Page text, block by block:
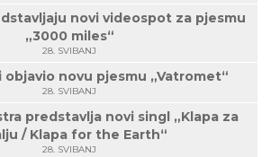
novi videospot za pjesmu
„3000 miles“
28. SVIBANJ
objavio novu pjesmu „Vatromet“
28. SVIBANJ
predstavlja novi singl „Klapa za
/ Klapa for the Earth“
28. SVIBANJ